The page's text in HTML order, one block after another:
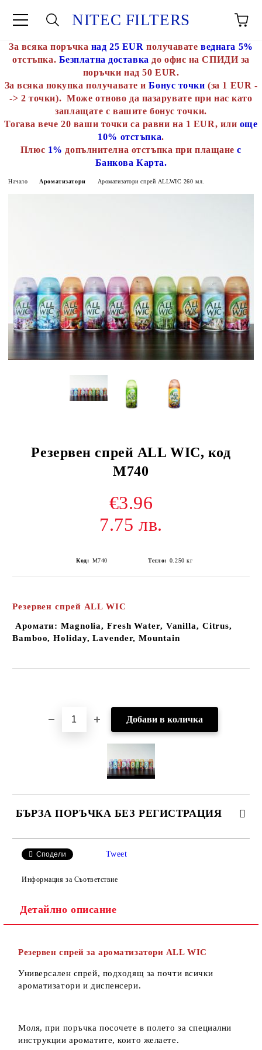
NITEC FILTERS
За всяка поръчка над 25 EUR получавате веднага 5%
отстъпка. Безплатна доставка до офис на СПИДИ за
поръчки над 50 EUR.
За всяка покупка получавате иБонус точки (за 1 EUR -
-> 2 точки). Може отново да пазарувате при нас като
заплащате с вашите бонус точки.
Тогава вече 20 ваши точки са равни на 1 EUR, или още
10% отстъпка.
Плюс 1% допълнителна отстъпка при плащанес
Банкова Карта.
Начало Ароматизатори Ароматизатори спрей ALLWIC 260 мл.
Резервен спрей ALL WIC, код
М740
€3.96
7.75 лв.
Код: М740 Тегло: 0.250 кг
Резервен спрей ALL WIC
Аромати: Magnolia, Fresh Water, Vanilla, Citrus,
Bamboo, Holiday, Lavender, Mountain
БЪРЗА ПОРЪЧКА БЕЗ РЕГИСТРАЦИЯ
Ние ще се свържем с вас в рамките на работния ден.
Сподели Tweet
Информация за Съответствие
Детайлно описание
Резервен спрей за ароматизатори ALL WIC
Универсален спрей, подходящ за почти всички
ароматизатори и диспенсери.
Моля, при поръчка посочете в полето за специални
инструкции ароматите, които желаете.